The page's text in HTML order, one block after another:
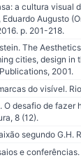
a cultura visual
Augusto
p. 201-218.
The
cities, design in
2001.
do visível.
O desafio de fazer
8 (12).
segundo G.H.
e